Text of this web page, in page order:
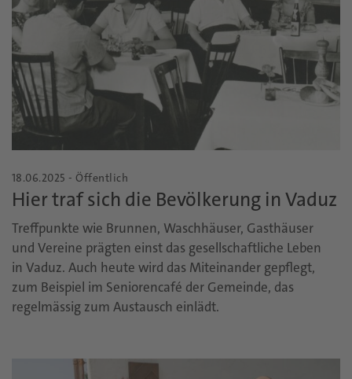
18.06.2025 - Öffentlich
Hier traf sich die Bevölkerung in Vaduz
Treffpunkte wie Brunnen, Waschhäuser, Gasthäuser
und Vereine prägten einst das gesellschaftliche Leben
in Vaduz. Auch heute wird das Miteinander gepflegt,
zum Beispiel im Seniorencafé der Gemeinde, das
regelmässig zum Austausch einlädt.